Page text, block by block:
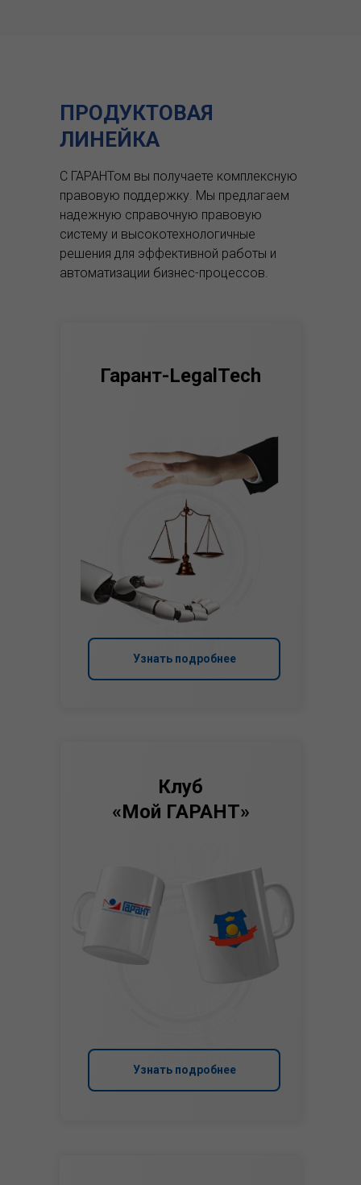
ПРОДУКТОВАЯ
ЛИНЕЙКА
С ГАРАНТом вы получаете комплексную
правовую поддержку. Мы предлагаем
надежную справочную правовую
систему и высокотехнологичные
решения для эффективной работы и
автоматизации бизнес-процессов.
Узнать подробнее
Клуб
«Мой ГАРАНТ»
Узнать подробнее
Гарант-LegalTech